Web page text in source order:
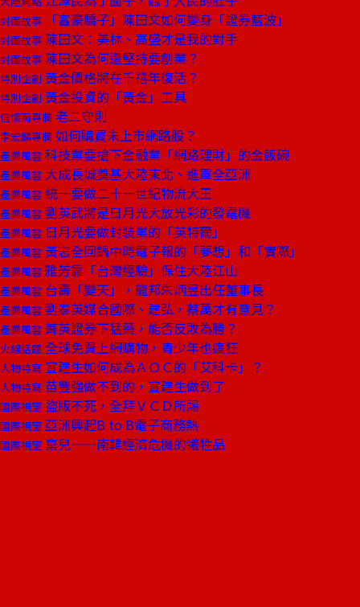
封面故事 「富豪驕子」陳田文如何變身「證券藍波」
封面故事 陳田文：美林、高盛才是我的對手
封面故事 陳田文為何還堅持要創業？
特別企劃 黃金價格將在千禧年復活？
特別企劃 黃金投資的「黃金」工具
信懷南專欄 老二守則
李宏麟專欄 如何購買未上市網路股？
產業風雲 科技業要搶下金融業「網路理財」的金飯碗
產業風雲 大成長城奠基大陸東北、進軍全亞洲
產業風雲 統一要做二十一世紀物流大王
產業風雲 劉英武將是日月光大放光彩的發電機
產業風雲 日月光要做封裝業的「英特爾」
產業風雲 黃志全回鍋中時電子報的「夢想」和「實際」
產業風雲 雅芳靠「台灣經驗」保住大陸江山
產業風雲 台壽「變天」，龍邦朱炳昱出任董事長
產業風雲 劉泰英媒合國際、建弘，蔡萬才有意見？
產業風雲 菁英證券下猛藥，能否反敗為勝？
火線話題 全球免費上網購物，青少年也瘋狂
人物特寫 宣建生如何成為ＡＯＣ的「艾科卡」？
人物特寫 苗豐強做不到的，宣建生做到了
國際視窗 盜版不死，全拜ＶＣＤ所賜
國際視窗 亞洲興起B to B電子商務熱
國際視窗 棄兒——南韓經濟危機的犧牲品